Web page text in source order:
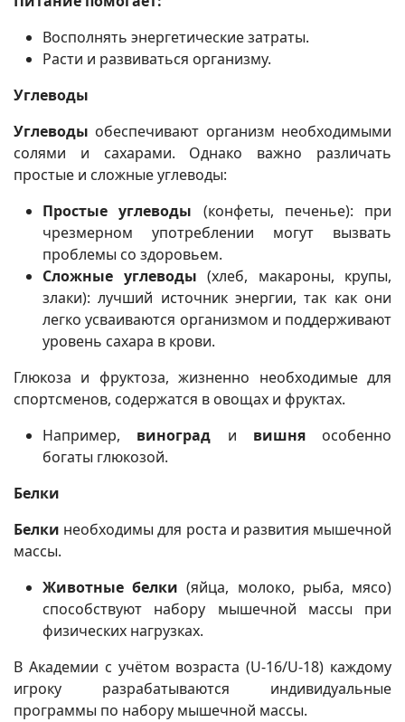
Восполнять энергетические затраты.
Расти и развиваться организму.
Углеводы
Углеводы обеспечивают организм необходимыми
солями и сахарами. Однако важно различать
простые и сложные углеводы:
Простые углеводы (конфеты, печенье): при
чрезмерном употреблении могут вызвать
проблемы со здоровьем.
Сложные углеводы (хлеб, макароны, крупы,
злаки): лучший источник энергии, так как они
легко усваиваются организмом и поддерживают
уровень сахара в крови.
Глюкоза и фруктоза, жизненно необходимые для
спортсменов, содержатся в овощах и фруктах.
Например, виноград и вишняособенно
богаты глюкозой.
Белки
Белки необходимы для роста и развития мышечной
массы.
Животные белки (яйца, молоко, рыба, мясо)
способствуют набору мышечной массы при
физических нагрузках.
В Академии с учётом возраста (U-16/U-18) каждому
игроку разрабатываются индивидуальные
программы по набору мышечной массы.